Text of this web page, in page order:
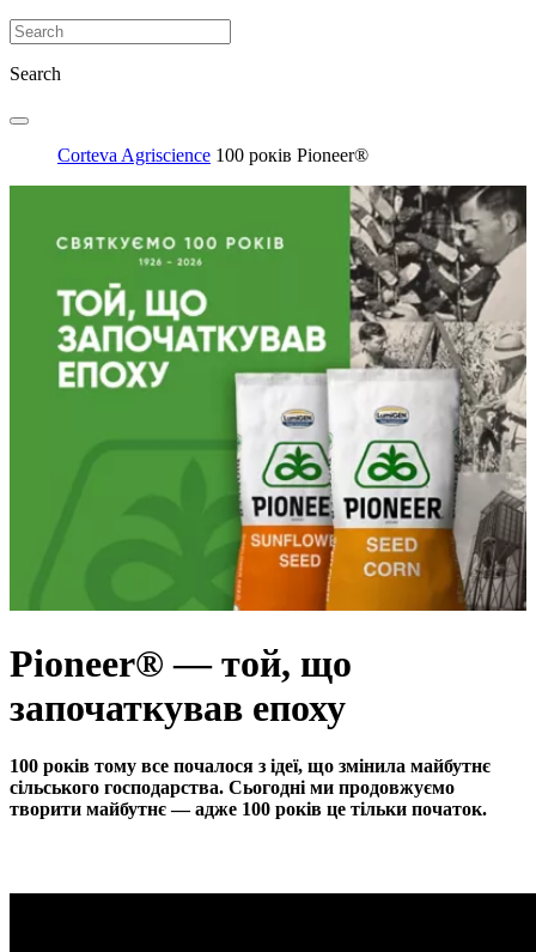
Search
Corteva Agriscience 100 років Pioneer®
Pioneer® — той, що
започаткував епоху
100 років тому все почалося з ідеї, що змінила майбутнє
сільського господарства. Сьогодні ми продовжуємо
творити майбутнє — адже 100 років це тільки початок.